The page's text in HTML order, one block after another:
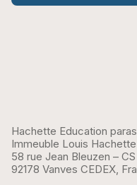
Hachette Education
Immeuble Louis Hachette
58 rue Jean Bleuzen –
92178 Vanves CEDEX,